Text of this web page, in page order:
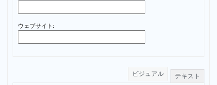
ウェブサイト:
ビジュアル テキスト